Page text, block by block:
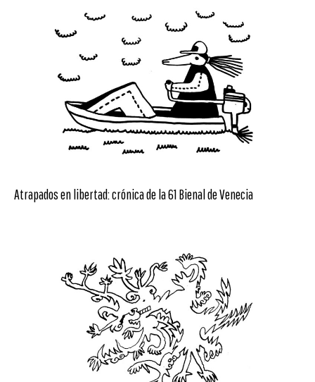
Atrapados en libertad: crónica de la 61 Bienal de Venecia